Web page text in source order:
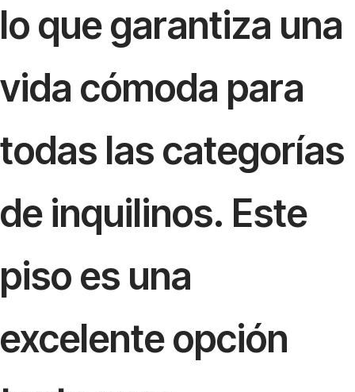
lo que garantiza una
vida cómoda para
todas las categorías
de inquilinos. Este
piso es una
excelente opción